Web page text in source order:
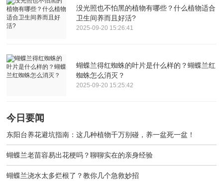
没光照也不怕黑的植物有哪些？什么植物适合
卫生间养而且好活?
2025-09-20 15:26:41
蝴蝶兰得红蜘蛛的叶片是什么样的？蝴蝶兰红
蜘蛛怎么消灭？
2025-09-20 15:25:42
今日要闻
东阳台养花避坑指南：这几种植物千万别碰，养一盆死一盆！
蝴蝶兰老苗容易出花梗吗？聊聊实在的亲身经验
蝴蝶兰浇水太多烂根了？教你几个急救妙招